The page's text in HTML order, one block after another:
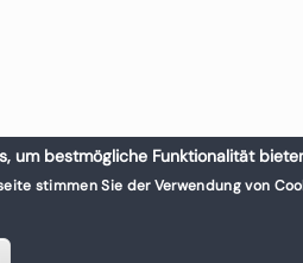
um bestmögliche Funktionalität
stimmen Sie der Verwendung von